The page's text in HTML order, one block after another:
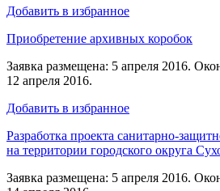
Добавить в избранное
Приобретение архивных коробок
Заявка размещена: 5 апреля 2016.
12 апреля 2016.
Добавить в избранное
Разработка проекта санитарно-
на территории городского округа
Заявка размещена: 5 апреля 2016.